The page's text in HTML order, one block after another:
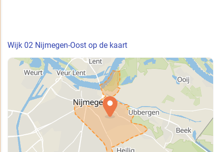
Wijk 02 Nijmegen-Oost op de kaart